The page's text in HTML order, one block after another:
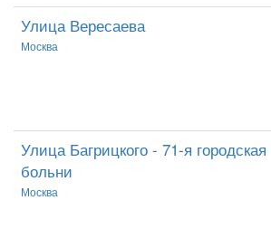
Улица Вересаева
Москва
Улица Багрицкого - 71-я городская
больни
Москва